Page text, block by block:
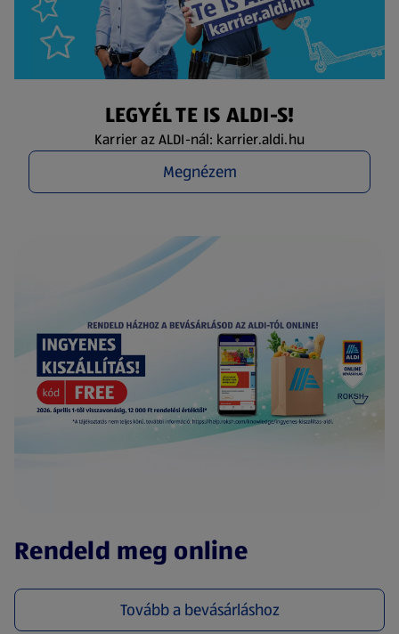
LEGYÉL TE IS ALDI-S!
Karrier az ALDI-nál: karrier.aldi.hu
Megnézem
Rendeld meg online
Tovább a bevásárláshoz
(új oldalon nyílik meg)